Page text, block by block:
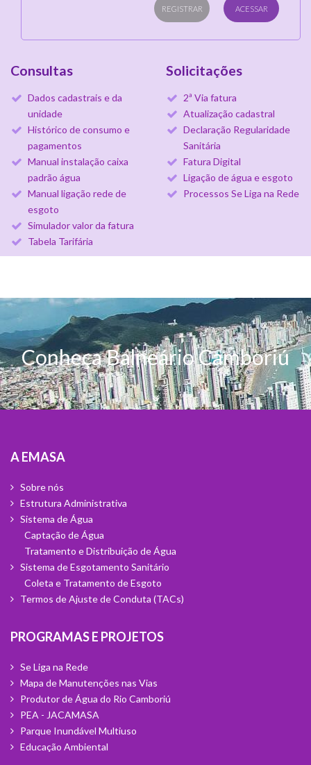
Acessar
Registrar
Consultas
Dados cadastrais e da
unidade
Histórico de consumo e
pagamentos
Manual instalação caixa
padrão água
Manual ligação rede de
esgoto
Simulador valor da fatura
Tabela Tarifária
Solicitações
2ª Via fatura
Atualização cadastral
Declaração Regularidade
Sanitária
Fatura Digital
Ligação de água e esgoto
Processos Se Liga na Rede
Conheça Balneário Camboriú
A Emasa
Sobre nós
Estrutura Administrativa
Sistema de Água
Captação de Água
Tratamento e Distribuição de Água
Sistema de Esgotamento Sanitário
Coleta e Tratamento de Esgoto
Termos de Ajuste de Conduta (TACs)
Programas e Projetos
Se Liga na Rede
Mapa de Manutenções nas Vias
Produtor de Água do Rio Camboriú
PEA - JACAMASA
Parque Inundável Multiuso
Educação Ambiental